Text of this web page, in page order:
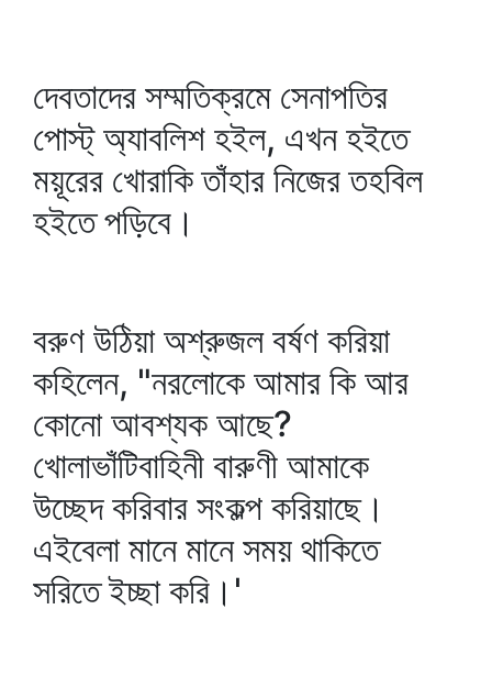
দেবতাদের সম্মতিক্রমে সেনাপতির
পোস্ট্‌ অ্যাবলিশ হইল, এখন হইতে
ময়ূরের খোরাকি তাঁহার নিজের তহবিল
হইতে পড়িবে।
বরুণ উঠিয়া অশ্রুজল বর্ষণ করিয়া
কহিলেন, "নরলোকে আমার কি আর
কোনো আবশ্যক আছে?
খোলাভাঁটিবাহিনী বারুণী আমাকে
উচ্ছেদ করিবার সংকল্প করিয়াছে।
এইবেলা মানে মানে সময় থাকিতে
সরিতে ইচ্ছা করি।'